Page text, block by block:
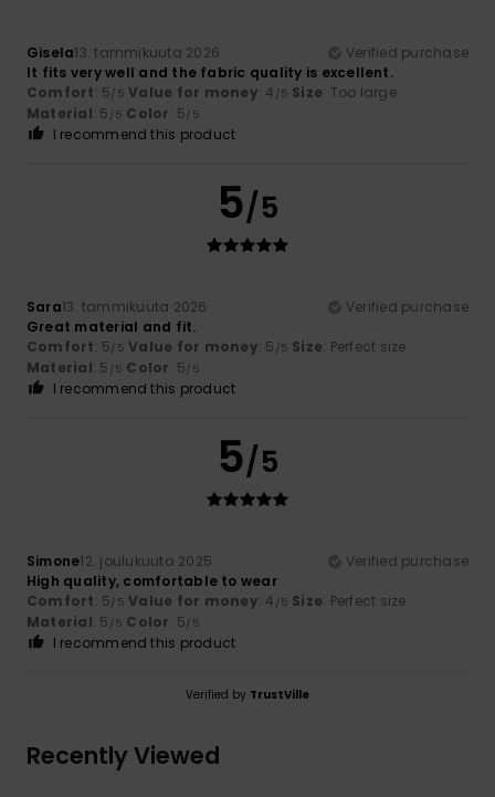
Gisela13. tammikuuta 2026
Verified purchase
It fits very well and the fabric quality is excellent.
Comfort: 5/5 Value for money: 4 /5 Size: Too large
Material: 5 /5 Color: 5/5
I recommend this product
5/5
Sara13. tammikuuta 2026
Verified purchase
Great material and fit.
Comfort: 5/5 Value for money: 5 /5 Size: Perfect size
Material: 5 /5 Color: 5/5
I recommend this product
5/5
Simone12. joulukuuta 2025
Verified purchase
High quality, comfortable to wear
Comfort: 5/5 Value for money: 4 /5 Size: Perfect size
Material: 5 /5 Color: 5/5
I recommend this product
Verified by TrustVille
Recently Viewed